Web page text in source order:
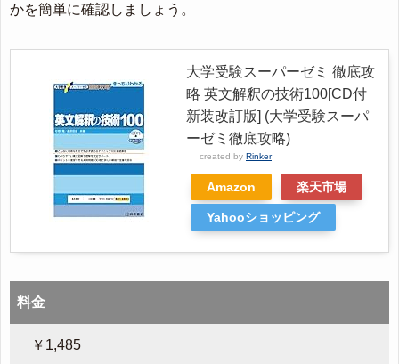
かを簡単に確認しましょう。
大学受験スーパーゼミ 徹底攻
略 英文解釈の技術100[CD付
新装改訂版] (大学受験スーパ
ーゼミ徹底攻略)
created by Rinker
Amazon 楽天市場
Yahooショッピング
料金
￥1,485